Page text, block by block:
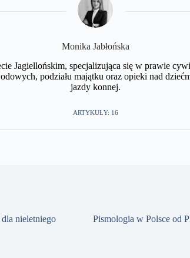
​Monika Jabłońska
Jagiellońskim, specjalizująca się w prawie
podziału majątku oraz opieki nad
jazdy konnej.​
ARTYKUŁY: 16
nieletniego
Pismologia w Polsce od